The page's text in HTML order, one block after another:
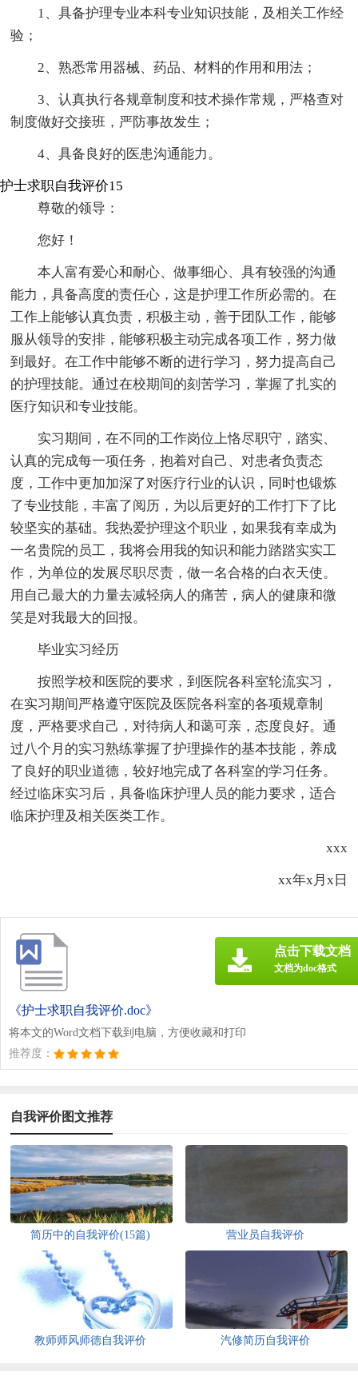
1、具备护理专业本科专业知识技能，及相关工作经
验；
2、熟悉常用器械、药品、材料的作用和用法；
3、认真执行各规章制度和技术操作常规，严格查对
制度做好交接班，严防事故发生；
4、具备良好的医患沟通能力。
护士求职自我评价15
尊敬的领导：
您好！
本人富有爱心和耐心、做事细心、具有较强的沟通
能力，具备高度的责任心，这是护理工作所必需的。在
工作上能够认真负责，积极主动，善于团队工作，能够
服从领导的安排，能够积极主动完成各项工作，努力做
到最好。在工作中能够不断的进行学习，努力提高自己
的护理技能。通过在校期间的刻苦学习，掌握了扎实的
医疗知识和专业技能。
实习期间，在不同的工作岗位上恪尽职守，踏实、
认真的完成每一项任务，抱着对自己、对患者负责态
度，工作中更加加深了对医疗行业的认识，同时也锻炼
了专业技能，丰富了阅历，为以后更好的工作打下了比
较坚实的基础。我热爱护理这个职业，如果我有幸成为
一名贵院的员工，我将会用我的知识和能力踏踏实实工
作，为单位的发展尽职尽责，做一名合格的白衣天使。
用自己最大的力量去减轻病人的痛苦，病人的健康和微
笑是对我最大的回报。
毕业实习经历
按照学校和医院的要求，到医院各科室轮流实习，
在实习期间严格遵守医院及医院各科室的各项规章制
度，严格要求自己，对待病人和蔼可亲，态度良好。通
过八个月的实习熟练掌握了护理操作的基本技能，养成
了良好的职业道德，较好地完成了各科室的学习任务。
经过临床实习后，具备临床护理人员的能力要求，适合
临床护理及相关医类工作。
xxx
xx年x月x日
《护士求职自我评价.doc》
将本文的Word文档下载到电脑，方便收藏和打印
推荐度：
点击下载文档
文档为doc格式
自我评价图文推荐
简历中的自我评价(15篇) 营业员自我评价
教师师风师德自我评价 汽修简历自我评价